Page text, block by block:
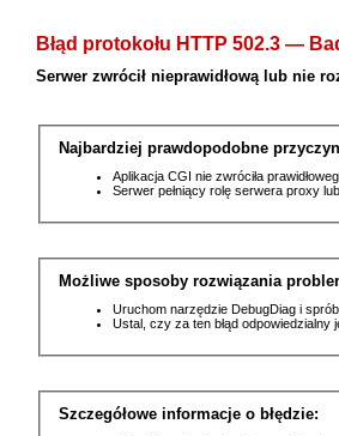
Błąd protokołu HTTP 502.3 —
Serwer zwrócił nieprawidłową lub nie
Najbardziej prawdopodobne
Aplikacja CGI nie zwróciła
Serwer pełniący rolę serwera proxy
Możliwe sposoby rozwiązania
Uruchom narzędzie DebugDiag i
Ustal, czy za ten błąd odpowiedzialny
Szczegółowe informacje o błędzie: